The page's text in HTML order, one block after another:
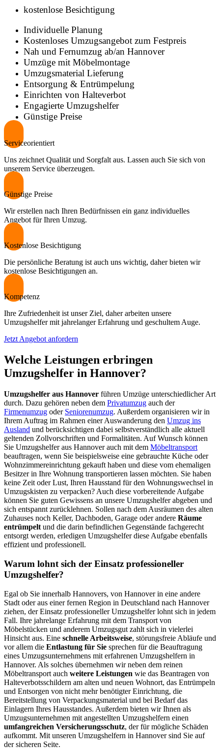
kostenlose Besichtigung
Individuelle Planung
Kostenloses Umzugsangebot zum Festpreis
Nah und Fernumzug ab/an Hannover
Umzüge mit Möbelmontage
Umzugsmaterial Lieferung
Entsorgung & Entrümpelung
Einrichten von Halteverbot
Engagierte Umzugshelfer
Günstige Preise
Serviceorientiert
Uns zeichnet Qualität und Sorgfalt aus. Lassen auch Sie sich von
unserem Service überzeugen.
Günstige Preise
Wir erstellen nach Ihren Bedürfnissen ein ganz individuelles
Angebot für Ihren Umzug.
Kostenlose Besichtigung
Die persönliche Beratung ist auch uns wichtig, daher bieten wir
kostenlose Besichtigungen an.
Kompetenz
Ihre Zufriedenheit ist unser Ziel, daher arbeiten unsere
Umzugshelfer mit jahrelanger Erfahrung und geschultem Auge.
Jetzt Angebot anfordern
Welche Leistungen erbringen
Umzugshelfer in Hannover?
Umzugshelfer aus Hannover führen Umzüge unterschiedlicher Art
durch. Dazu gehören neben dem Privatumzug auch der
Firmenumzug oder Seniorenumzug. Außerdem organisieren wir in
Ihrem Auftrag im Rahmen einer Auswanderung den Umzug ins
Ausland und berücksichtigen dabei selbstverständlich alle aktuell
geltenden Zollvorschriften und Formalitäten. Auf Wunsch können
Sie Umzugshelfer aus Hannover auch mit dem Möbeltransport
beauftragen, wenn Sie beispielsweise eine gebrauchte Küche oder
Wohnzimmereinrichtung gekauft haben und diese vom ehemaligen
Besitzer in Ihre Wohnung transportieren lassen möchten. Sie haben
keine Zeit oder Lust, Ihren Hausstand für den Wohnungswechsel in
Umzugskisten zu verpacken? Auch diese vorbereitende Aufgabe
können Sie guten Gewissens an unsere Umzugshelfer abgeben und
sich entspannt zurücklehnen. Sollen nach dem Ausräumen des alten
Zuhauses noch Keller, Dachboden, Garage oder andere Räume
entrümpelt und die darin befindlichen Gegenstände fachgerecht
entsorgt werden, erledigen Umzugshelfer diese Aufgabe ebenfalls
effizient und professionell.
Warum lohnt sich der Einsatz professioneller
Umzugshelfer?
Egal ob Sie innerhalb Hannovers, von Hannover in eine andere
Stadt oder aus einer fernen Region in Deutschland nach Hannover
ziehen, der Einsatz professioneller Umzugshelfer lohnt sich in jedem
Fall. Ihre jahrelange Erfahrung mit dem Transport von
Möbelstücken und anderem Umzugsgut zahlt sich in vielerlei
Hinsicht aus. Eine schnelle Arbeitsweise, störungsfreie Abläufe und
vor allem die Entlastung für Sie sprechen für die Beauftragung
eines Umzugsunternehmens mit erfahrenen Umzugshelfern in
Hannover. Als solches übernehmen wir neben dem reinen
Möbeltransport auch weitere Leistungen wie das Beantragen von
Halteverbotsschildern am alten und neuen Wohnort, das Entrümpeln
und Entsorgen von nicht mehr benötigter Einrichtung, die
Bereitstellung von Verpackungsmaterial und bei Bedarf das
Einlagern Ihres Hausstandes. Außerdem bieten wir Ihnen als
Umzugsunternehmen mit angestellten Umzugshelfern einen
umfangreichen Versicherungsschutz, der für mögliche Schäden
aufkommt. Mit unseren Umzugshelfern in Hannover sind Sie auf
der sicheren Seite.